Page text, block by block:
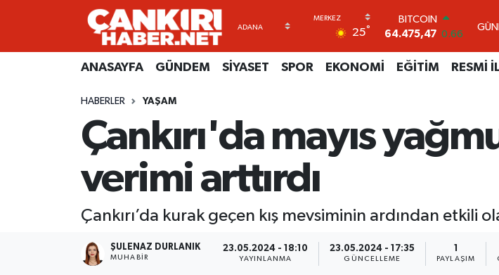
25°
DOLAR
47,5986
0.06
EURO
55,0700
0.1
6518.23 0.39
BİST100
13.703 0
ANASAYFA GÜNDEM SİYASET SPOR EKONOMİ EĞİTİM RESMİ
HABERLER YAŞAM
Çankırı'da mayıs
verimi arttırdı
Çankırı’da kurak geçen kış mevsiminin ardından etkili
ŞULENAZ DURLANIK
MUHABIR
23.05.2024 - 18:10
YAYINLANMA
23.05.2024 - 17:35
GÜNCELLEME PAYLAŞIM
ANASAYFA
SİYASET
RESMİ İLANLAR
Künye
Gizlilik Sözleşmesi
GÜNDEM
Merkez Hava Durumu
Süper Lig Puan Durumu ve Fikstür